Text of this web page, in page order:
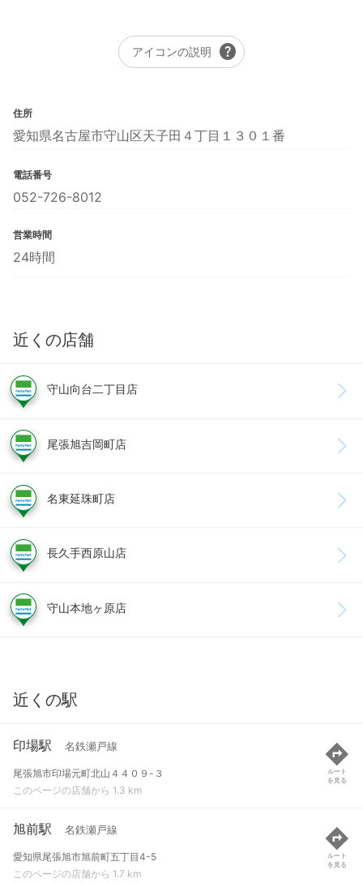
アイコンの説明 help
住所
愛知県名古屋市守山区天子田４丁目１３０１番
電話番号
052-726-8012
営業時間
24時間
近くの店舗
守山向台二丁目店
尾張旭吉岡町店
名東延珠町店
長久手西原山店
守山本地ヶ原店
近くの駅
印場駅 名鉄瀬戸線
尾張旭市印場元町北山４４０９-３
このページの店舗から 1.3 km
ルート
を見る
旭前駅 名鉄瀬戸線
愛知県尾張旭市旭前町五丁目4-5
このページの店舗から 1.7 km
ルート
を見る